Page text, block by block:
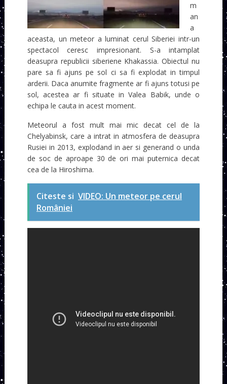
m
an
a
aceasta, un meteor a luminat cerul Siberiei intr-un
spectacol ceresc impresionant. S-a intamplat
deasupra republicii siberiene Khakassia. Obiectul nu
pare sa fi ajuns pe sol ci sa fi explodat in timpul
arderii. Daca anumite fragmente ar fi ajuns totusi pe
sol, acestea ar fi situate in Valea Babik, unde o
echipa le cauta in acest moment.
Meteorul a fost mult mai mic decat cel de la
Chelyabinsk, care a intrat in atmosfera de deasupra
Rusiei in 2013, explodand in aer si generand o unda
de soc de aproape 30 de ori mai puternica decat
cea de la Hiroshima.
Citeste si VIDEO: Un meteor pe cerul
României